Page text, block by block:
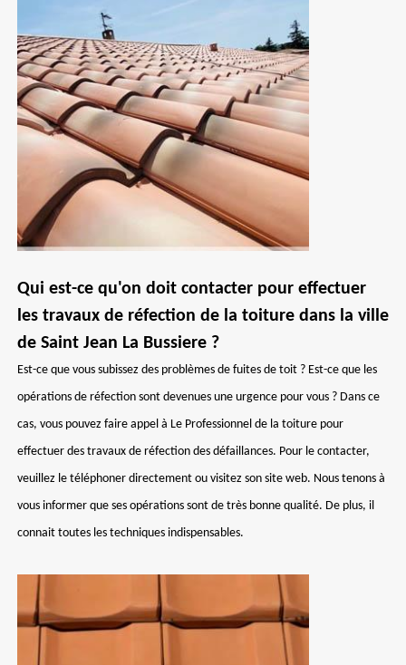
Qui est-ce qu'on doit contacter pour effectuer
les travaux de réfection de la toiture dans la ville
de Saint Jean La Bussiere ?
Est-ce que vous subissez des problèmes de fuites de toit ? Est-ce que les
opérations de réfection sont devenues une urgence pour vous ? Dans ce
cas, vous pouvez faire appel à Le Professionnel de la toiture pour
effectuer des travaux de réfection des défaillances. Pour le contacter,
veuillez le téléphoner directement ou visitez son site web. Nous tenons à
vous informer que ses opérations sont de très bonne qualité. De plus, il
connait toutes les techniques indispensables.